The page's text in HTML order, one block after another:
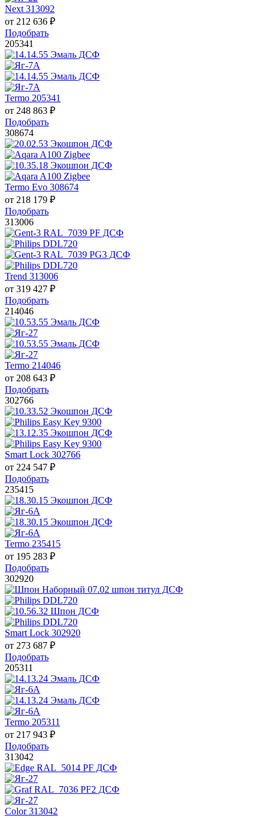
Next 313092
от 212 636 ₽
Подобрать
205341
Termo 205341
от 248 863 ₽
Подобрать
308674
Termo Evo 308674
от 218 179 ₽
Подобрать
313006
Trend 313006
от 319 427 ₽
Подобрать
214046
Termo 214046
от 208 643 ₽
Подобрать
302766
Smart Lock 302766
от 224 547 ₽
Подобрать
235415
Termo 235415
от 195 283 ₽
Подобрать
302920
Smart Lock 302920
от 273 687 ₽
Подобрать
205311
Termo 205311
от 217 943 ₽
Подобрать
313042
Color 313042